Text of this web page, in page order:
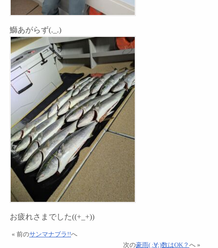
鰤あがらず(._.)
お疲れさまでした((+_+))
« 前のサンマナブラ!!へ
次の豪雨( ;∀;)数はOK？ へ »